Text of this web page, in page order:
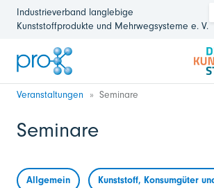
Industrieverband langlebige
Kunststoffprodukte und Mehrwegsysteme e. V.
Veranstaltungen Seminare
Seminare
Allgemein Kunststoff, Konsumgüter